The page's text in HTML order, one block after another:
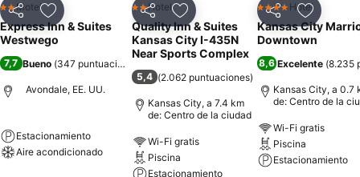
CompartirAgregar a favoritos
2 Estrellas
Motel
Express Inn & Suites
Westwego
7,7 Bueno (347 puntuaciones
Avondale, EE. UU.
Estacionamiento
Aire acondicionado
CompartirAgregar a favoritos
2 Estrellas
Hotel
Quality Inn & Suites
Kansas City I-435N
Near Sports Complex
5,4 (2.062 puntuaciones)
Kansas City, a 7.4 km
de: Centro de la ciudad
Wi-Fi gratis
Piscina
Estacionamiento
CompartirAgregar
4 EstrellasHotel
Kansas City
Downtown
8,6 Excelente (8.235
Kansas City, a 0.7
de: Centro de la
Wi-Fi gratis
Piscina
Estacionamiento